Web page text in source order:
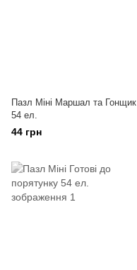
Пазл Міні Маршал та Гонщик
54 ел.
44 грн